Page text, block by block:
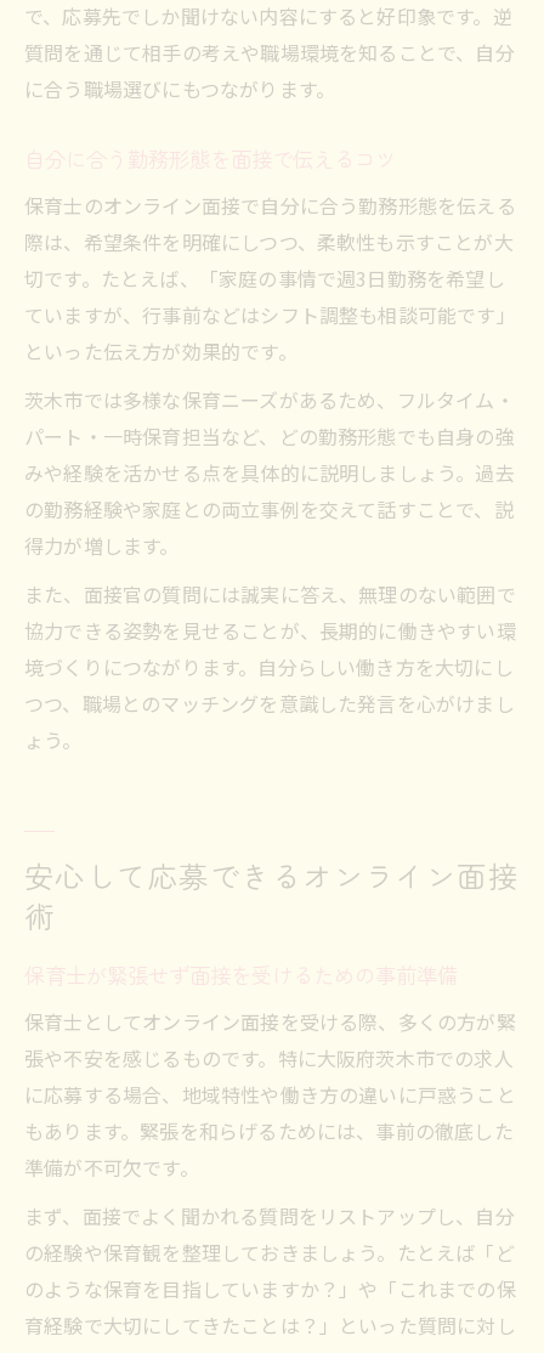
で、応募先でしか聞けない内容にすると好印象です。逆
質問を通じて相手の考えや職場環境を知ることで、自分
に合う職場選びにもつながります。
自分に合う勤務形態を面接で伝えるコツ
保育士のオンライン面接で自分に合う勤務形態を伝える
際は、希望条件を明確にしつつ、柔軟性も示すことが大
切です。たとえば、「家庭の事情で週3日勤務を希望し
ていますが、行事前などはシフト調整も相談可能です」
といった伝え方が効果的です。
茨木市では多様な保育ニーズがあるため、フルタイム・
パート・一時保育担当など、どの勤務形態でも自身の強
みや経験を活かせる点を具体的に説明しましょう。過去
の勤務経験や家庭との両立事例を交えて話すことで、説
得力が増します。
また、面接官の質問には誠実に答え、無理のない範囲で
協力できる姿勢を見せることが、長期的に働きやすい環
境づくりにつながります。自分らしい働き方を大切にし
つつ、職場とのマッチングを意識した発言を心がけまし
ょう。
安心して応募できるオンライン面接
術
保育士が緊張せず面接を受けるための事前準備
保育士としてオンライン面接を受ける際、多くの方が緊
張や不安を感じるものです。特に大阪府茨木市での求人
に応募する場合、地域特性や働き方の違いに戸惑うこと
もあります。緊張を和らげるためには、事前の徹底した
準備が不可欠です。
まず、面接でよく聞かれる質問をリストアップし、自分
の経験や保育観を整理しておきましょう。たとえば「ど
のような保育を目指していますか？」や「これまでの保
育経験で大切にしてきたことは？」といった質問に対し